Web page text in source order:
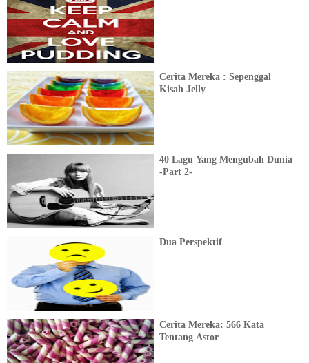
Cerita Mereka : Sepenggal
Kisah Jelly
40 Lagu Yang Mengubah Dunia
-Part 2-
Dua Perspektif
Cerita Mereka: 566 Kata
Tentang Astor